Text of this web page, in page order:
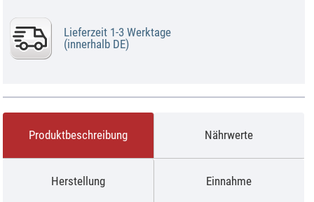
Lieferzeit 1-3 Werktage
(innerhalb DE)
Produktbeschreibung Nährwerte
Herstellung Einnahme